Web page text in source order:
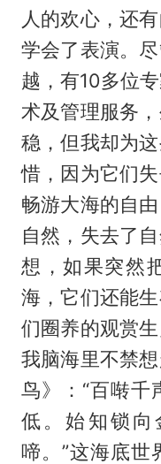
人的欢心，还
学会了表演。
越，有10多位
术及管理服务
稳，但我却为
惜，因为它们
畅游大海的自
自然，失去了
想，如果突然
海，它们还能
们圈养的观赏
我脑海里不禁
鸟》：“百啭千
低。始知锁向
啼。”这海底世